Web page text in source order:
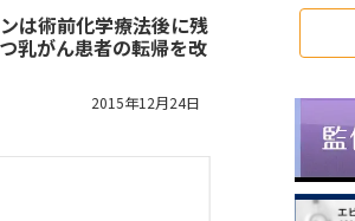
は術前化学療法後に残
乳がん患者の転帰を改
2015年12月24日